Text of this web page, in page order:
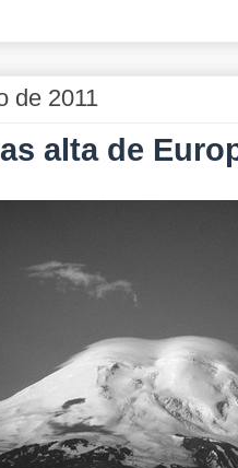
de 2011
alta de